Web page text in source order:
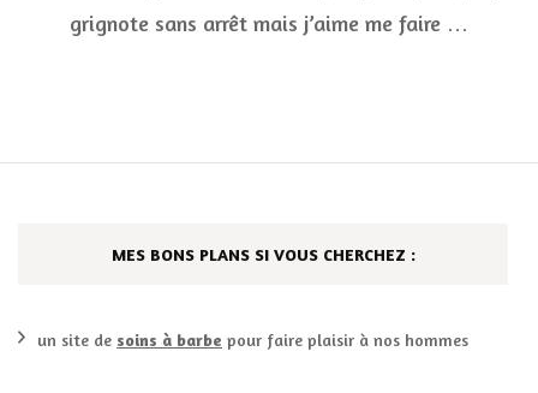
grignote sans arrêt mais j’aime me faire …
MES BONS PLANS SI VOUS CHERCHEZ :
un site de soins à barbe pour faire plaisir à nos hommes